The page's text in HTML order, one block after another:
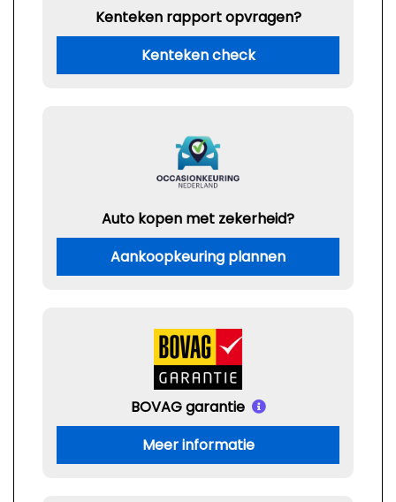
Kenteken rapport opvragen?
Kenteken check
Auto kopen met zekerheid?
Aankoopkeuring plannen
BOVAG garantie
Meer informatie